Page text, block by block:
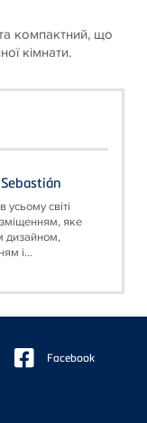
та компактний, що
кімнати.
світі
яке
дизайном,
і...
Facebook